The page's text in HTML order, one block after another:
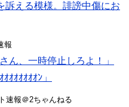
訴える模様。誹謗中傷にお
報
ん、一時停止しろよ！」
ｵｵｵｵｵｵﾝ」
速報＠2ちゃんねる